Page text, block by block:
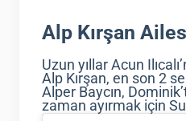
Alp Kırşan
Uzun yıllar Acun
Alp Kırşan, en son 2
Alper Baycın,
zaman ayırmak için